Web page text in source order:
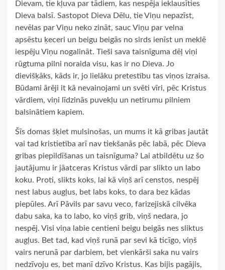
Dievam, tie kļuva par tādiem, kas nespēja ieklausīties
Dieva balsī. Sastopot Dieva Dēlu, tie Viņu nepazīst,
nevēlas par Viņu neko zināt, sauc Viņu par velna
apsēstu ķeceri un beigu beigās no sirds ienīst un meklē
iespēju Viņu nogalināt. Tieši sava taisnīguma dēļ viņi
rūgtuma pilni noraida visu, kas ir no Dieva. Jo
dievišķāks, kāds ir, jo lielāku pretestību tas viņos izraisa.
Būdami ārēji it kā nevainojami un svēti vīri, pēc Kristus
vārdiem, viņi līdzinās puvekļu un netīrumu pilniem
balsinātiem kapiem.
Šīs domas šķiet mulsinošas, un mums it kā gribas jautāt
vai tad kristietība arī nav tiekšanās pēc labā, pēc Dieva
gribas piepildīšanas un taisnīguma? Lai atbildētu uz šo
jautājumu ir jāatceras Kristus vārdi par slikto un labo
koku. Proti, slikts koks, lai kā viņš arī censtos, nespēj
nest labus augļus, bet labs koks, to dara bez kādas
piepūles. Arī Pāvils par savu veco, farizejiskā cilvēka
dabu saka, ka to labo, ko viņš grib, viņš nedara, jo
nespēj. Visi viņa labie centieni beigu beigās nes sliktus
augļus. Bet tad, kad viņš runā par sevi kā ticīgo, viņš
vairs nerunā par darbiem, bet vienkārši saka nu vairs
nedzīvoju es, bet manī dzīvo Kristus. Kas bijis pagājis,